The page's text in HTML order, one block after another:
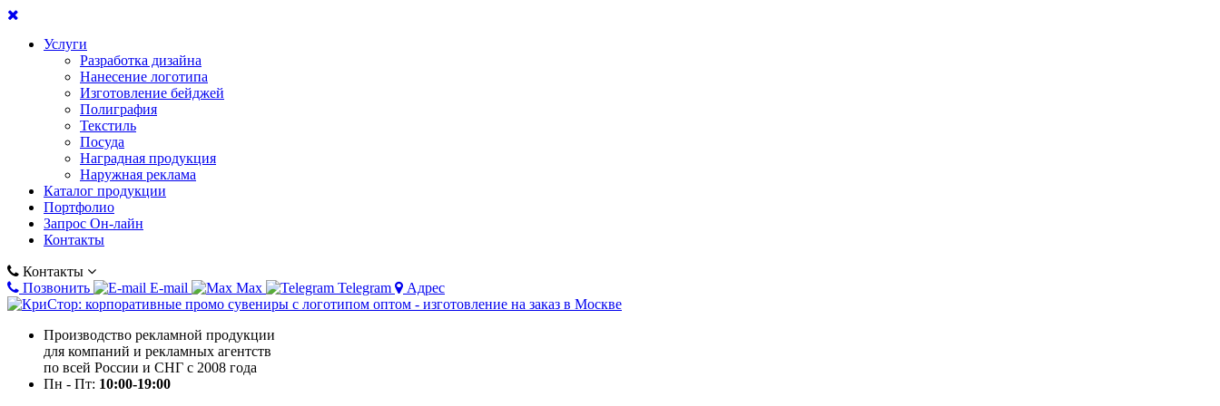
Услуги
Разработка дизайна
Нанесение логотипа
Изготовление бейджей
Полиграфия
Текстиль
Посуда
Наградная продукция
Наружная реклама
Каталог продукции
Портфолио
Запрос Он-лайн
Контакты
Контакты
Позвонить
E-mail Max Telegram Адрес
Производство рекламной продукции
для компаний и рекламных агентств
по всей России и СНГ с 2008 года
Пн - Пт: 10:00-19:00